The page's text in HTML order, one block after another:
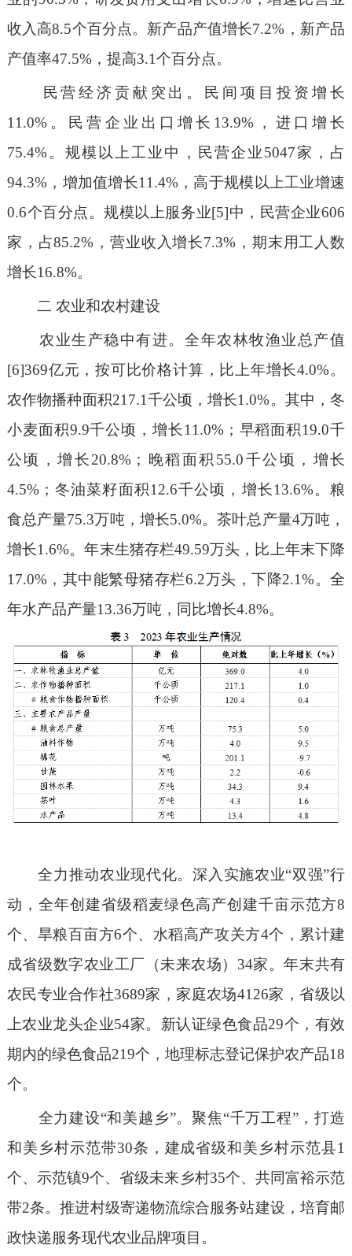
收入高8.5个百分点。新产品产值增长7.2%，新产品
产值率47.5%，提高3.1个百分点。
民营经济贡献突出。民间项目投资增长
11.0%。民营企业出口增长13.9%，进口增长
75.4%。规模以上工业中，民营企业5047家，占
94.3%，增加值增长11.4%，高于规模以上工业增速
0.6个百分点。规模以上服务业[5]中，民营企业606
家，占85.2%，营业收入增长7.3%，期末用工人数
增长16.8%。
二 农业和农村建设
农业生产稳中有进。全年农林牧渔业总产值
[6]369亿元，按可比价格计算，比上年增长4.0%。
农作物播种面积217.1千公顷，增长1.0%。其中，冬
小麦面积9.9千公顷，增长11.0%；早稻面积19.0千
公顷，增长20.8%；晚稻面积55.0千公顷，增长
4.5%；冬油菜籽面积12.6千公顷，增长13.6%。粮
食总产量75.3万吨，增长5.0%。茶叶总产量4万吨，
增长1.6%。年末生猪存栏49.59万头，比上年末下降
17.0%，其中能繁母猪存栏6.2万头，下降2.1%。全
年水产品产量13.36万吨，同比增长4.8%。
全力推动农业现代化。深入实施农业“双强”行
动，全年创建省级稻麦绿色高产创建千亩示范方8
个、旱粮百亩方6个、水稻高产攻关方4个，累计建
成省级数字农业工厂（未来农场）34家。年末共有
农民专业合作社3689家，家庭农场4126家，省级以
上农业龙头企业54家。新认证绿色食品29个，有效
期内的绿色食品219个，地理标志登记保护农产品18
个。
全力建设“和美越乡”。聚焦“千万工程”，打造
和美乡村示范带30条，建成省级和美乡村示范县1
个、示范镇9个、省级未来乡村35个、共同富裕示范
带2条。推进村级寄递物流综合服务站建设，培育邮
政快递服务现代农业品牌项目。